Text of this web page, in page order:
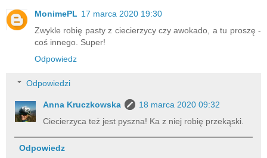
MonimePL 17 marca 2020 19:30
Zwykle robię pasty z ciecierzycy czy awokado, a tu proszę -
coś innego. Super!
Odpowiedz
Odpowiedzi
Anna Kruczkowska
18 marca 2020 09:32
Ciecierzyca też jest pyszna! Ka z niej robię przekąski.
Odpowiedz